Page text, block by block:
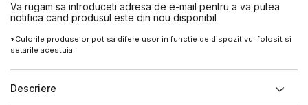
Va rugam sa introduceti adresa de e-mail pentru a va putea
notifica cand produsul este din nou disponibil
*Culorile produselor pot sa difere usor in functie de dispozitivul folosit si
setarile acestuia.
Descriere